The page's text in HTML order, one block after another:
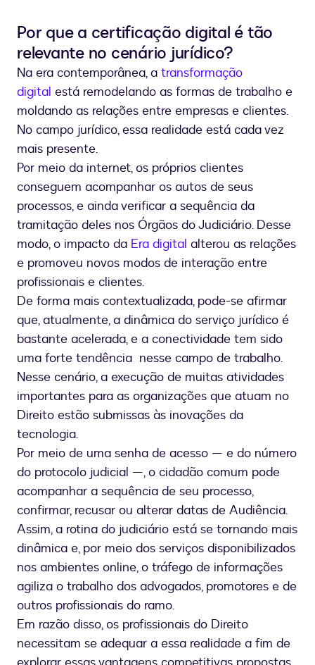
Por que a certificação digital é tão
relevante no cenário jurídico?
Na era contemporânea, a transformação
digital está remodelando as formas de trabalho e
moldando as relações entre empresas e clientes.
No campo jurídico, essa realidade está cada vez
mais presente.
Por meio da internet, os próprios clientes
conseguem acompanhar os autos de seus
processos, e ainda verificar a sequência da
tramitação deles nos Órgãos do Judiciário. Desse
modo, o impacto da Era digital alterou as relações
e promoveu novos modos de interação entre
profissionais e clientes.
De forma mais contextualizada, pode-se afirmar
que, atualmente, a dinâmica do serviço jurídico é
bastante acelerada, e a conectividade tem sido
uma forte tendência nesse campo de trabalho.
Nesse cenário, a execução de muitas atividades
importantes para as organizações que atuam no
Direito estão submissas às inovações da
tecnologia.
Por meio de uma senha de acesso — e do número
do protocolo judicial —, o cidadão comum pode
acompanhar a sequência de seu processo,
confirmar, recusar ou alterar datas de Audiência.
Assim, a rotina do judiciário está se tornando mais
dinâmica e, por meio dos serviços disponibilizados
nos ambientes online, o tráfego de informações
agiliza o trabalho dos advogados, promotores e de
outros profissionais do ramo.
Em razão disso, os profissionais do Direito
necessitam se adequar a essa realidade a fim de